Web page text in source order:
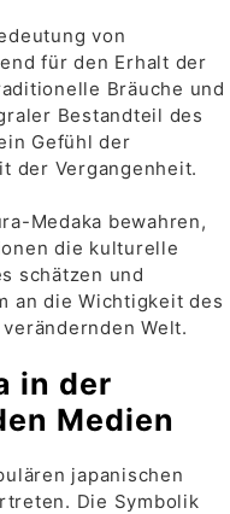
von
für den Erhalt der
Bräuche und
Bestandteil des
Gefühl der
der Vergangenheit.
Medaka bewahren,
die kulturelle
schätzen und
an die Wichtigkeit des
Welt.
in der
Medien
japanischen
Die Symbolik